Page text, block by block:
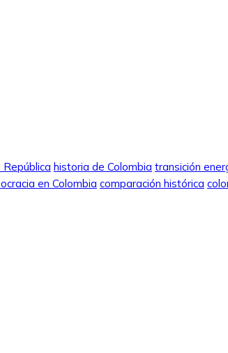
historia de Colombia transición
en Colombia comparación histórica